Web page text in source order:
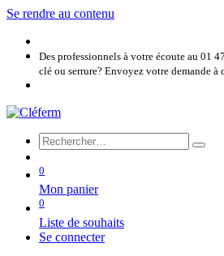
Se rendre au contenu
Des professionnels à votre écoute au 01
clé ou serrure? Envoyez votre demande à
0
Mon panier
0
Liste de souhaits
Se connecter